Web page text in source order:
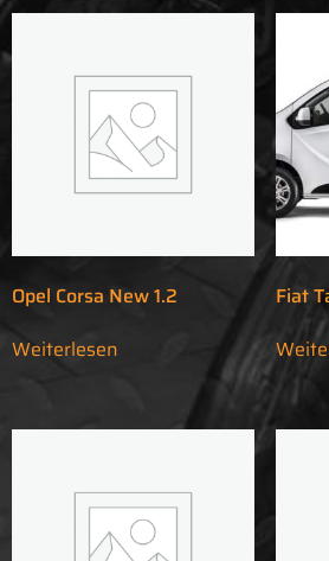
Opel Corsa New 1.2
Weiterlesen
Fiat